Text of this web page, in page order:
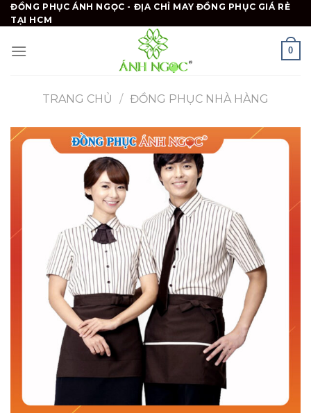
Skip
to
ĐỒNG PHỤC ÁNH NGỌC - ĐỊA CHỈ MAY ĐỒNG PHỤC GIÁ RẺ
TẠI HCM
0
TRANG CHỦ / ĐỒNG PHỤC NHÀ HÀNG